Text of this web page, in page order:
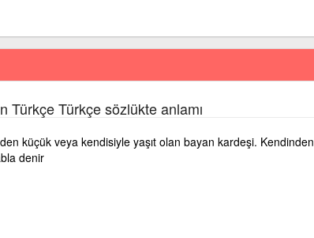
Türkçe Türkçe sözlükte anlamı
küçük veya kendisiyle yaşıt olan bayan kardeşi. Kendinden
denir